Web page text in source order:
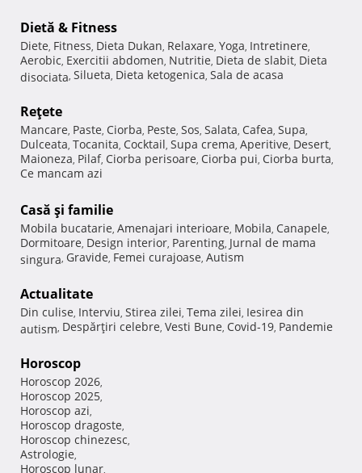
Dietă & Fitness
Diete, Fitness, Dieta Dukan, Relaxare, Yoga, Intretinere,
Aerobic, Exercitii abdomen, Nutritie, Dieta de slabit, Dieta
disociata, Silueta, Dieta ketogenica, Sala de acasa
Reţete
Mancare, Paste, Ciorba, Peste, Sos, Salata, Cafea, Supa,
Dulceata, Tocanita, Cocktail, Supa crema, Aperitive, Desert,
Maioneza, Pilaf, Ciorba perisoare, Ciorba pui, Ciorba burta,
Ce mancam azi
Casă şi familie
Mobila bucatarie, Amenajari interioare, Mobila, Canapele,
Dormitoare, Design interior, Parenting, Jurnal de mama
singura, Gravide, Femei curajoase, Autism
Actualitate
Din culise, Interviu, Stirea zilei, Tema zilei, Iesirea din
autism, Despărţiri celebre, Vesti Bune, Covid-19, Pandemie
Horoscop
Horoscop 2026,
Horoscop 2025,
Horoscop azi,
Horoscop dragoste,
Horoscop chinezesc,
Astrologie,
Horoscop lunar,